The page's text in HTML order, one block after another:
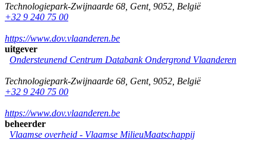
Technologiepark-Zwijnaarde 68 Gent, 9052 België
+32 9 240 75 00
https://www.dov.vlaanderen.be
uitgever
Ondersteunend Centrum Databank Ondergrond Vlaanderen
Technologiepark-Zwijnaarde 68 Gent, 9052 België
+32 9 240 75 00
https://www.dov.vlaanderen.be
beheerder
Vlaamse overheid - Vlaamse MilieuMaatschappij